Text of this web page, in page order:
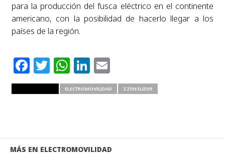
para la producción del fusca eléctrico en el continente
americano, con la posibilidad de hacerlo llegar a los
países de la región.
Facebook
Twitter
WhatsApp
LinkedIn
Email
ELECTROMOVILIDAD ZZENSLIDER
MÁS EN ELECTROMOVILIDAD